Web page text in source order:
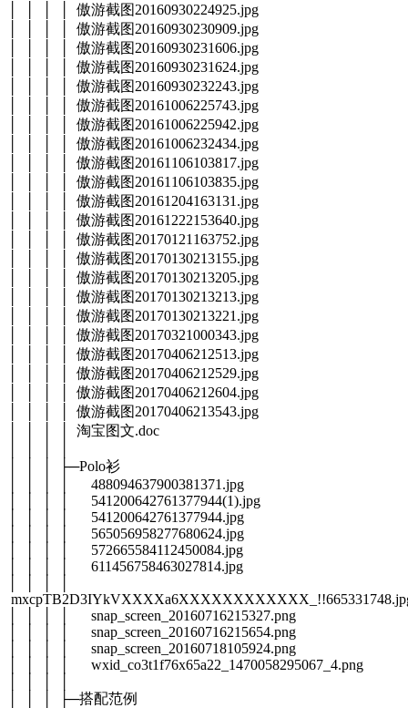
│ │ │ │ 傲游截图20160930224925.jpg
│ │ │ │ 傲游截图20160930230909.jpg
│ │ │ │ 傲游截图20160930231606.jpg
│ │ │ │ 傲游截图20160930231624.jpg
│ │ │ │ 傲游截图20160930232243.jpg
│ │ │ │ 傲游截图20161006225743.jpg
│ │ │ │ 傲游截图20161006225942.jpg
│ │ │ │ 傲游截图20161006232434.jpg
│ │ │ │ 傲游截图20161106103817.jpg
│ │ │ │ 傲游截图20161106103835.jpg
│ │ │ │ 傲游截图20161204163131.jpg
│ │ │ │ 傲游截图20161222153640.jpg
│ │ │ │ 傲游截图20170121163752.jpg
│ │ │ │ 傲游截图20170130213155.jpg
│ │ │ │ 傲游截图20170130213205.jpg
│ │ │ │ 傲游截图20170130213213.jpg
│ │ │ │ 傲游截图20170130213221.jpg
│ │ │ │ 傲游截图20170321000343.jpg
│ │ │ │ 傲游截图20170406212513.jpg
│ │ │ │ 傲游截图20170406212529.jpg
│ │ │ │ 傲游截图20170406212604.jpg
│ │ │ │ 傲游截图20170406213543.jpg
│ │ │ │ 淘宝图文.doc
│ │ │ ├─Polo衫
│ │ │ │ 488094637900381371.jpg
│ │ │ │ 541200642761377944(1).jpg
│ │ │ │ 541200642761377944.jpg
│ │ │ │ 565056958277680624.jpg
│ │ │ │ 572665584112450084.jpg
│ │ │ │ 611456758463027814.jpg
│ │ │ │ snap_screen_20160716215327.png
│ │ │ │ snap_screen_20160716215654.png
│ │ │ │ snap_screen_20160718105924.png
│ │ │ │ wxid_co3t1f76x65a22_1470058295067_4.png
│ │ │ ├─搭配范例